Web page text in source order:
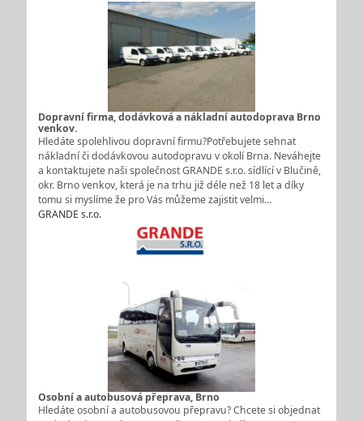
Dopravní firma, dodávková a nákladní autodoprava Brno
venkov.
Hledáte spolehlivou dopravní firmu?Potřebujete sehnat
nákladní či dodávkovou autodopravu v okolí Brna. Neváhejte
a kontaktujete naši společnost GRANDE s.r.o. sídlící v Blučině,
okr. Brno venkov, která je na trhu již déle než 18 let a díky
tomu si myslíme že pro Vás můžeme zajistit velmi…
GRANDE s.r.o.
Osobní a autobusová přeprava, Brno
Hledáte osobní a autobusovou přepravu? Chcete si objednat